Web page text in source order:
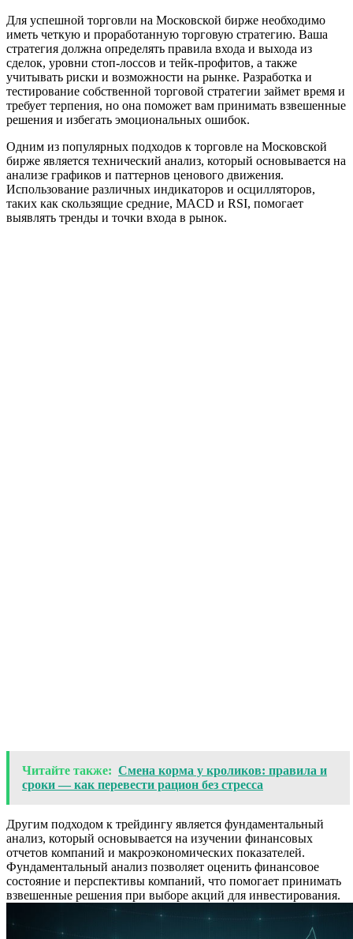
Для успешной торговли на Московской бирже необходимо
иметь четкую и проработанную торговую стратегию. Ваша
стратегия должна определять правила входа и выхода из
сделок, уровни стоп-лоссов и тейк-профитов, а также
учитывать риски и возможности на рынке. Разработка и
тестирование собственной торговой стратегии займет время и
требует терпения, но она поможет вам принимать взвешенные
решения и избегать эмоциональных ошибок.
Одним из популярных подходов к торговле на Московской
бирже является технический анализ, который основывается на
анализе графиков и паттернов ценового движения.
Использование различных индикаторов и осцилляторов,
таких как скользящие средние, MACD и RSI, помогает
выявлять тренды и точки входа в рынок.
Читайте также: Смена корма у кроликов: правила и
сроки — как перевести рацион без стресса
Другим подходом к трейдингу является фундаментальный
анализ, который основывается на изучении финансовых
отчетов компаний и макроэкономических показателей.
Фундаментальный анализ позволяет оценить финансовое
состояние и перспективы компаний, что помогает принимать
взвешенные решения при выборе акций для инвестирования.